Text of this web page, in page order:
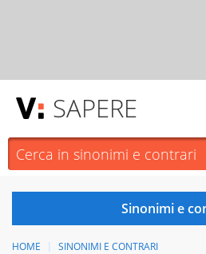
SAPERE
HOME SINONIMI E CONTRARI